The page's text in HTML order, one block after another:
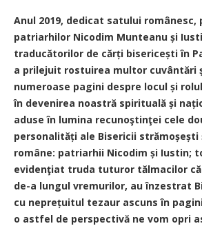
Anul 2019, dedicat satului românesc,
patriarhilor Nicodim Munteanu și
traducătorilor de cărți bisericești în
a prilejuit rostuirea multor cuvântări
numeroase pagini despre locul și
în devenirea noastră spirituală și
aduse în lumina recunoştinţei cele
personalități ale Bisericii
române: patriarhii Nicodim și Iustin;
evidenţiat truda tuturor tălmacilor
de-a lungul vremurilor, au înzestrat
cu neprețuitul tezaur ascuns în
o astfel de perspectivă ne vom opri